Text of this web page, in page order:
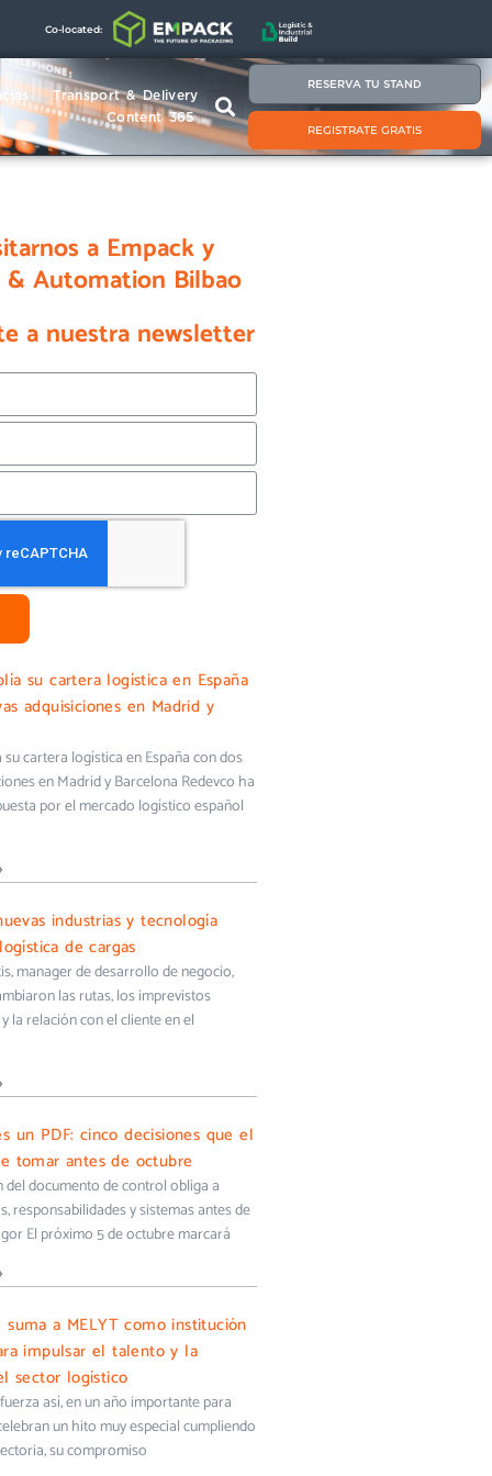
Co-located:
Transport & Delivery
Content 365
RESERVA TU STAND
REGISTRATE GRATIS
a Empack y
& Automation Bilbao
a nuestra newsletter
su cartera logística en España
adquisiciones en Madrid y
cartera logística en España con dos
en Madrid y Barcelona Redevco ha
por el mercado logístico español
industrias y tecnología
de cargas
manager de desarrollo de negocio,
las rutas, los imprevistos
la relación con el cliente en el
un PDF: cinco decisiones que el
tomar antes de octubre
del documento de control obliga a
responsabilidades y sistemas antes de
El próximo 5 de octubre marcará
suma a MELYT como institución
impulsar el talento y la
sector logístico
así, en un año importante para
un hito muy especial cumpliendo
su compromiso